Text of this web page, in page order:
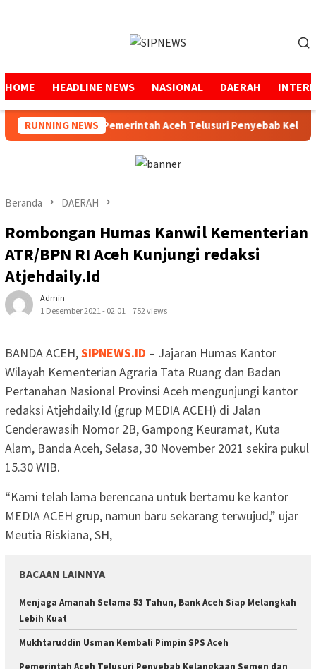
HOME HEADLINE NEWS NASIONAL DAERAH
RUNNING NEWS
Aceh Pemerintah Aceh Telusuri Penyebab
Beranda DAERAH
Rombongan Humas Kanwil Kementerian
ATR/BPN RI Aceh Kunjungi redaksi
Atjehdaily.Id
Admin
1 Desember 2021 - 02:01
752 views
BANDA ACEH,SIPNEWS.ID – Jajaran Humas Kantor
Wilayah Kementerian Agraria Tata Ruang dan Badan
Pertanahan Nasional Provinsi Aceh mengunjungi kantor
redaksi Atjehdaily.Id (grup MEDIA ACEH) di Jalan
Cenderawasih Nomor 2B, Gampong Keuramat, Kuta
Alam, Banda Aceh, Selasa, 30 November 2021 sekira pukul
15.30 WIB.
“Kami telah lama berencana untuk bertamu ke kantor
MEDIA ACEH grup, namun baru sekarang terwujud,” ujar
Meutia Riskiana, SH,
BACAAN LAINNYA
Menjaga Amanah Selama 53 Tahun, Bank Aceh Siap Melangkah
Lebih Kuat
Mukhtaruddin Usman Kembali Pimpin SPS Aceh